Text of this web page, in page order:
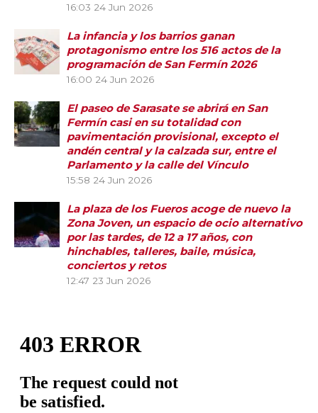
16:03 24 Jun 2026
La infancia y los barrios ganan
protagonismo entre los 516 actos de la
programación de San Fermín 2026
16:00 24 Jun 2026
El paseo de Sarasate se abrirá en San
Fermín casi en su totalidad con
pavimentación provisional, excepto el
andén central y la calzada sur, entre el
Parlamento y la calle del Vínculo
15:58 24 Jun 2026
La plaza de los Fueros acoge de nuevo la
Zona Joven, un espacio de ocio alternativo
por las tardes, de 12 a 17 años, con
hinchables, talleres, baile, música,
conciertos y retos
12:47 23 Jun 2026